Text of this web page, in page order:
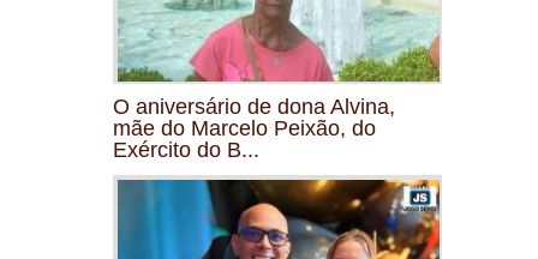
O aniversário de dona Alvina,
mãe do Marcelo Peixão, do
Exército do B...